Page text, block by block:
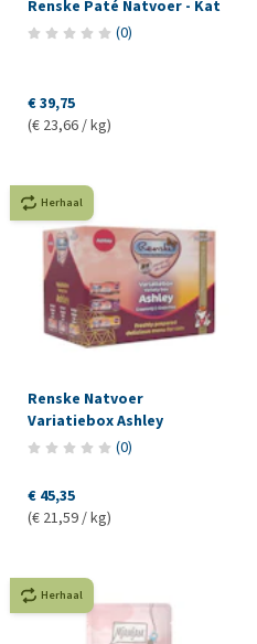
Renske Paté Natvoer - Kat
(0)
€ 39,75
(€ 23,66 / kg)
Herhaal
Renske Natvoer
Variatiebox Ashley
(0)
€ 45,35
(€ 21,59 / kg)
Herhaal